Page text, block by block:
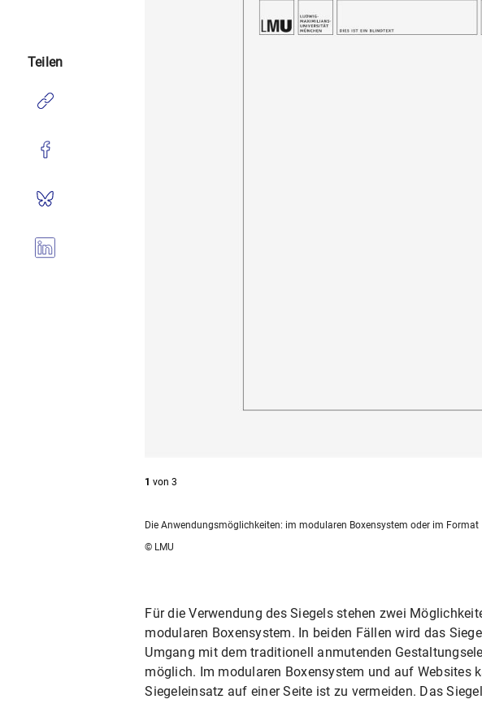
1 von 3
Die Anwendungsmöglichkeiten: im modularen Boxensystem oder im Format
© LMU
Für die Verwendung des Siegels stehen zwei
modularen Boxensystem. In beiden Fällen wird das
Umgang mit dem traditionell anmutenden
möglich. Im modularen Boxensystem und auf Websites
Siegeleinsatz auf einer Seite ist zu vermeiden. Das
Teilen